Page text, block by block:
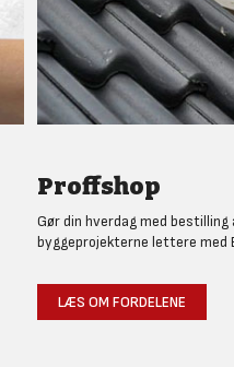
Proffshop
Gør din hverdag med
byggeprojekterne lettere med
LÆS OM FORDELENE